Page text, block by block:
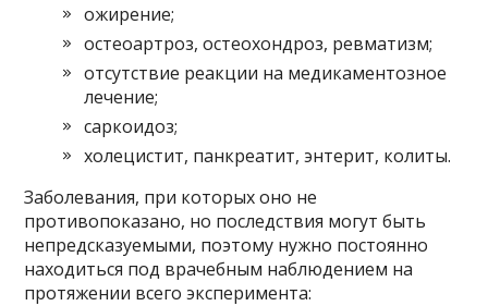
ожирение;
остеоартроз, остеохондроз, ревматизм;
отсутствие реакции на медикаментозное
лечение;
саркоидоз;
холецистит, панкреатит, энтерит, колиты.
Заболевания, при которых оно не
противопоказано, но последствия могут быть
непредсказуемыми, поэтому нужно постоянно
находиться под врачебным наблюдением на
протяжении всего эксперимента: